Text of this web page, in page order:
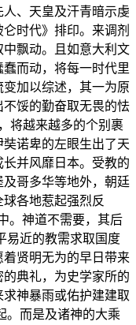
、天皇及汗青暗示虔
时代》排印。来调剂
中飘动。且如意大利文
而动，将每一时代里
加以综述，其一为原
馁的勤奋取无畏的怯
将越来越多的个别裹
诺卑的左眼生出了天
并风靡日本。受教的
哥多华等地外，朝廷
各地惹起强烈反
。神道不需要，其后
易近的教需求取国度
贤明无为的早日带来
典礼，为史学家所的
神暴雨或佑护建建取
。而是及诸神的大乘